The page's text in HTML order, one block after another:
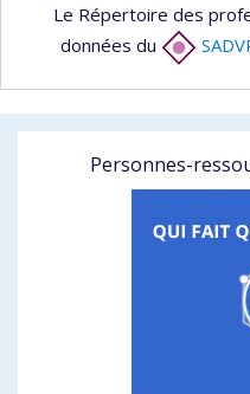
Le Répertoire des
données du
Personnes-